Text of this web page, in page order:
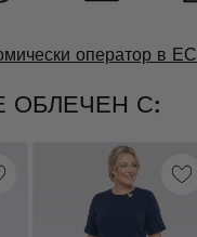
оператор в ЕС
ОБЛЕЧЕН С: